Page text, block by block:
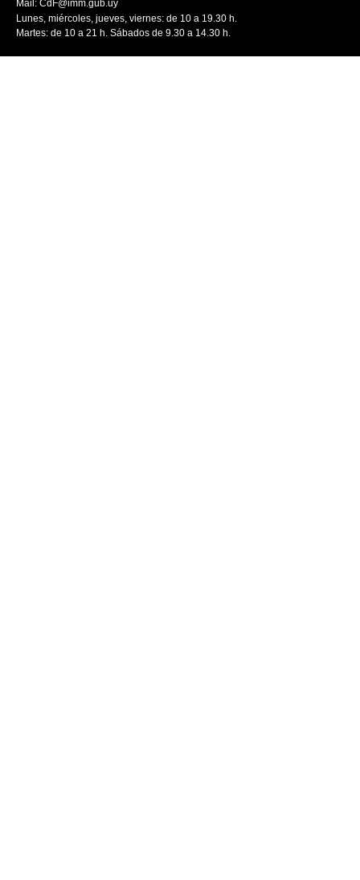
Mail: CdF@imm.gub.uy
Lunes, miércoles, jueves, viernes: de 10 a 19.30 h.
Martes: de 10 a 21 h. Sábados de 9.30 a 14.30 h.